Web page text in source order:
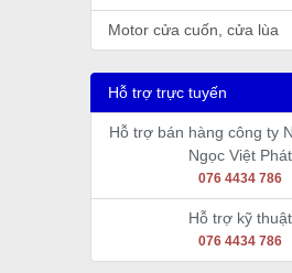
Motor cửa cuốn, cửa lùa
Hỗ trợ trực tuyến
Hỗ trợ bán hàng công ty
Ngọc Việt Phát
076 4434 786
Hỗ trợ kỹ thuật
076 4434 786